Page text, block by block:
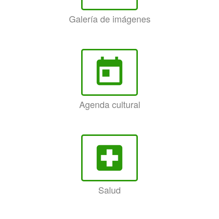
Galería de imágenes
today
Agenda cultural
local_hospital
Salud